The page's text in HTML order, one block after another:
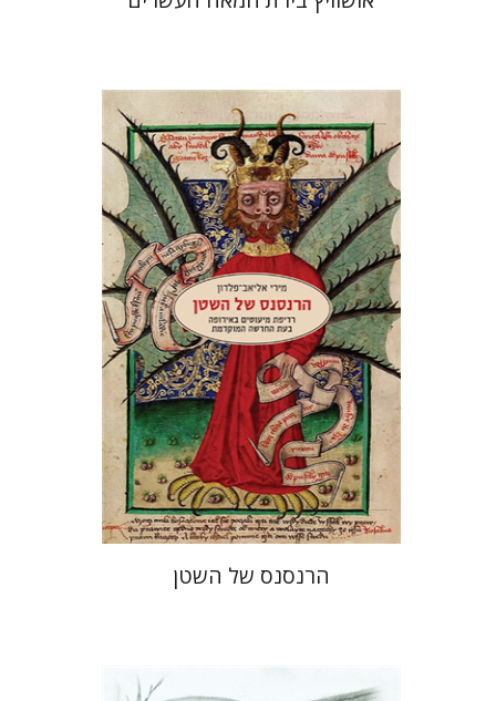
מירי אליאב-פלדון
הנחת אתר ספר מודפס
$35
$32
הרנסנס של השטן